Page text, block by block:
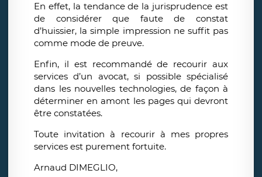
En effet, la tendance de la jurisprudence est
de considérer que faute de constat
d’huissier, la simple impression ne suffit pas
comme mode de preuve.
Enfin, il est recommandé de recourir aux
services d’un avocat, si possible spécialisé
dans les nouvelles technologies, de façon à
déterminer en amont les pages qui devront
être constatées.
Toute invitation à recourir à mes propres
services est purement fortuite.
Arnaud DIMEGLIO,